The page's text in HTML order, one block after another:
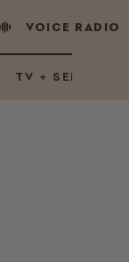
VOICE RADIO
TV + SERIES